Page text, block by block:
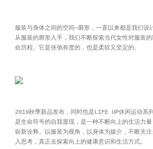
服装与身体之间的空间—廓形，一直以来都是我们设
从服装的廓形入手，我们不断探索当代女性对服装
命历程。它是张弛有度的，也是柔软又坚定的。
2019秋季新品发布，同时也是LIFE UP休闲运动系
是生命符号的自我显现，是一种不断向上的生活力
崭新诠释。以服装为视角，以身体为媒介，不断关
入思考，真正去探索向上的健康意识和生活方式。